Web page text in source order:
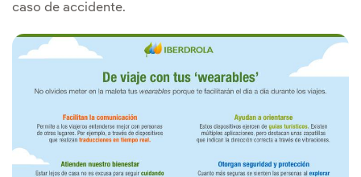
caso de accidente.